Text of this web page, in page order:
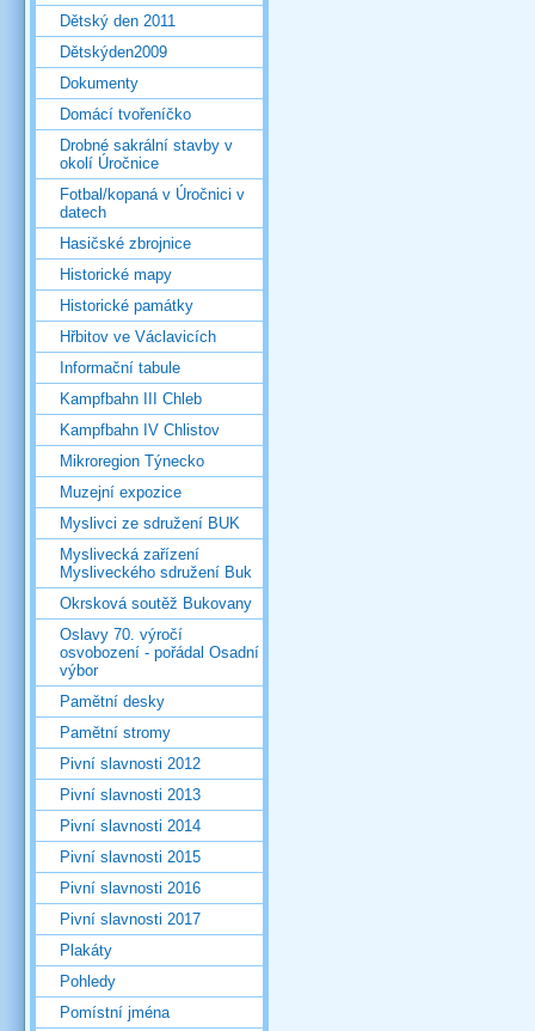
Dětský den 2011
Dětskýden2009
Dokumenty
Domácí tvořeníčko
Drobné sakrální stavby v
okolí Úročnice
Fotbal/kopaná v Úročnici v
datech
Hasičské zbrojnice
Historické mapy
Historické památky
Hřbitov ve Václavicích
Informační tabule
Kampfbahn III Chleb
Kampfbahn IV Chlistov
Mikroregion Týnecko
Muzejní expozice
Myslivci ze sdružení BUK
Myslivecká zařízení
Mysliveckého sdružení Buk
Okrsková soutěž Bukovany
Oslavy 70. výročí
osvobození - pořádal Osadní
výbor
Pamětní desky
Pamětní stromy
Pivní slavnosti 2012
Pivní slavnosti 2013
Pivní slavnosti 2014
Pivní slavnosti 2015
Pivní slavnosti 2016
Pivní slavnosti 2017
Plakáty
Pohledy
Pomístní jména